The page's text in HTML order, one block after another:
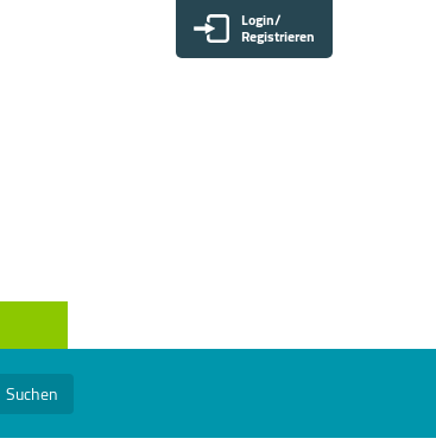
Login/
Registrieren
Suchen